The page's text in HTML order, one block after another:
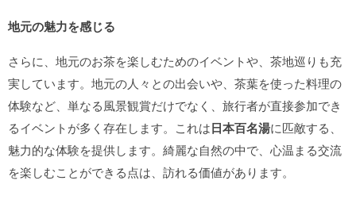
地元の魅力を感じる
さらに、地元のお茶を楽しむためのイベントや、茶地巡りも充
実しています。地元の人々との出会いや、茶葉を使った料理の
体験など、単なる風景観賞だけでなく、旅行者が直接参加でき
るイベントが多く存在します。これは日本百名湯に匹敵する、
魅力的な体験を提供します。綺麗な自然の中で、心温まる交流
を楽しむことができる点は、訪れる価値があります。